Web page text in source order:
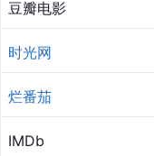
豆瓣电影
时光网
烂番茄
IMDb